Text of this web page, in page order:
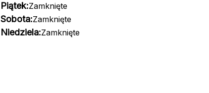
Piątek:Zamknięte
Sobota:Zamknięte
Niedziela:Zamknięte